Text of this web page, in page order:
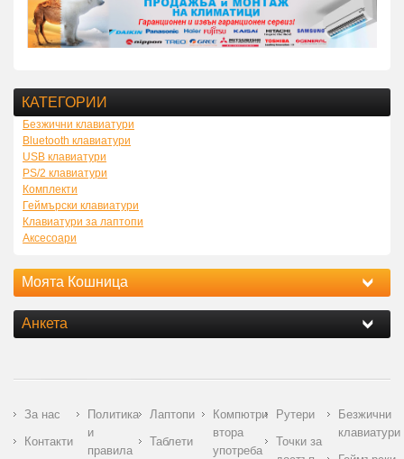
КАТЕГОРИИ
Безжични клавиатури
Bluetooth клавиатури
USB клавиатури
PS/2 клавиатури
Комплекти
Геймърски клавиатури
Клавиатури за лаптопи
Аксесоари
Моята Кошница
Анкета
За нас
Контакти
Политика
и
правила
Лаптопи
Таблети
Компютри
втора
употреба
Рутери
Точки за
Безжични
клавиатури